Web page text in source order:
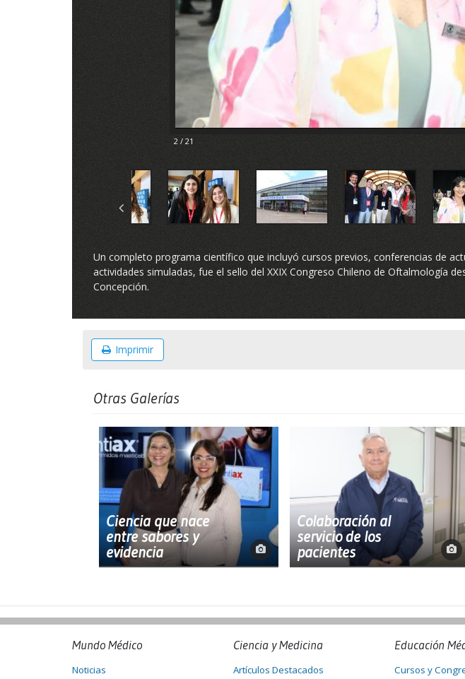
2 / 21
Un completo programa científico que incluyó cursos previos, conferencias de
actividades simuladas, fue el sello del XXIX Congreso Chileno de Oftalmología
Concepción.
Imprimir
Otras Galerías
Ciencia que nace
entre sabores y
evidencia
Colaboración al
servicio de los
pacientes
Mundo Médico
Noticias
Ciencia y Medicina
Artículos Destacados
Educación
Cursos y